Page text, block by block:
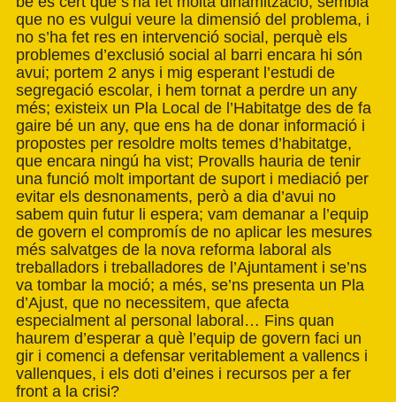
que no es vulgui veure la dimensió del problema, i
no s’ha fet res en intervenció social, perquè els
problemes d’exclusió social al barri encara hi són
avui; portem 2 anys i mig esperant l’estudi de
segregació escolar, i hem tornat a perdre un any
més; existeix un Pla Local de l’Habitatge des de fa
gaire bé un any, que ens ha de donar informació i
propostes per resoldre molts temes d’habitatge,
que encara ningú ha vist; Provalls hauria de tenir
una funció molt important de suport i mediació per
evitar els desnonaments, però a dia d’avui no
sabem quin futur li espera; vam demanar a l’equip
de govern el compromís de no aplicar les mesures
més salvatges de la nova reforma laboral als
treballadors i treballadores de l’Ajuntament i se’ns
va tombar la moció; a més, se’ns presenta un Pla
d’Ajust, que no necessitem, que afecta
especialment al personal laboral… Fins quan
haurem d’esperar a què l’equip de govern faci un
gir i comenci a defensar veritablement a vallencs i
vallenques, i els doti d’eines i recursos per a fer
front a la crisi?